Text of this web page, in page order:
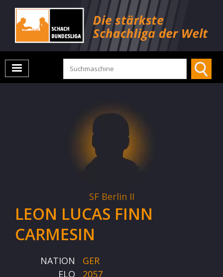
SF Berlin II
LEON LUCAS FINN
CARMESIN
NATION
GER
ELO
2057